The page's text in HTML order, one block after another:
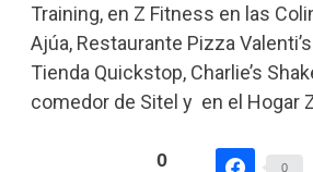
Training, en Z Fitness en las
Ajúa, Restaurante Pizza
Tienda Quickstop, Charlie’s
comedor de Sitel y en el Hogar
0 0